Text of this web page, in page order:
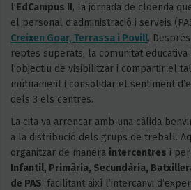
l’EdCampus II, la jornada de cloenda
el personal d’administració i serveis
Creixen Goar, Terrassa i Povill.
reptes superats, la comunitat
l’objectiu de visibilitzar i compartir el
mútuament i consolidar el sentiment
dels 3 els centres.
La cita va arrencar amb una càlida
a la distribució dels grups de treball.
organitzar de manera intercentres i
Infantil, Primària, Secundària,
de PAS, facilitant així l’intercanvi